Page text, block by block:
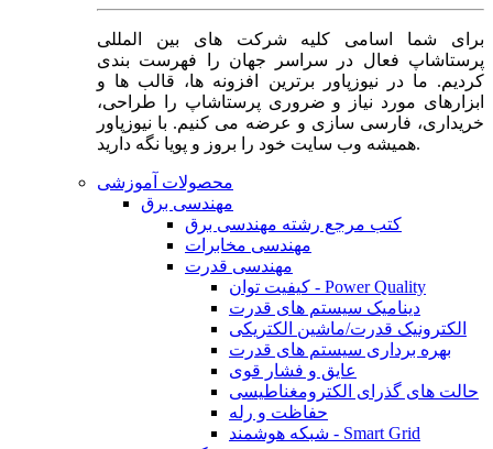
برای شما اسامی کلیه شرکت های بین المللی
پرستاشاپ فعال در سراسر جهان را فهرست بندی
کردیم. ما در نیوزپاور برترین افزونه ها، قالب ها و
ابزارهای مورد نیاز و ضروری پرستاشاپ را طراحی،
خریداری، فارسی سازی و عرضه می کنیم. با نیوزپاور
همیشه وب سایت خود را بروز و پویا نگه دارید.
محصولات آموزشی
مهندسی برق
کتب مرجع رشته مهندسی برق
مهندسی مخابرات
مهندسی قدرت
کیفیت توان - Power Quality
دینامیک سیستم های قدرت
الکترونیک قدرت/ماشین الکتریکی
بهره برداری سیستم های قدرت
عایق و فشار قوی
حالت های گذرای الکترومغناطیسی
حفاظت و رله
شبکه هوشمند - Smart Grid